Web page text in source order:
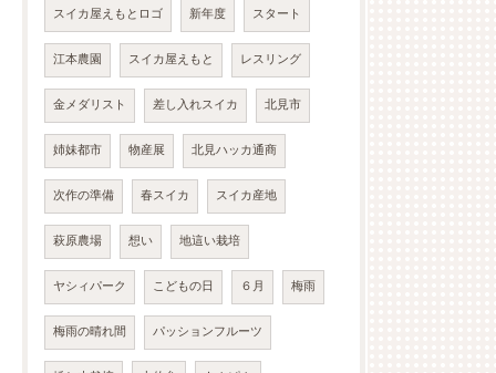
スイカ屋えもとロゴ 新年度 スタート
江本農園 スイカ屋えもと レスリング
金メダリスト 差し入れスイカ 北見市
姉妹都市 物産展 北見ハッカ通商
次作の準備 春スイカ スイカ産地
萩原農場 想い 地這い栽培
ヤシィパーク こどもの日 ６月 梅雨
梅雨の晴れ間 パッションフルーツ